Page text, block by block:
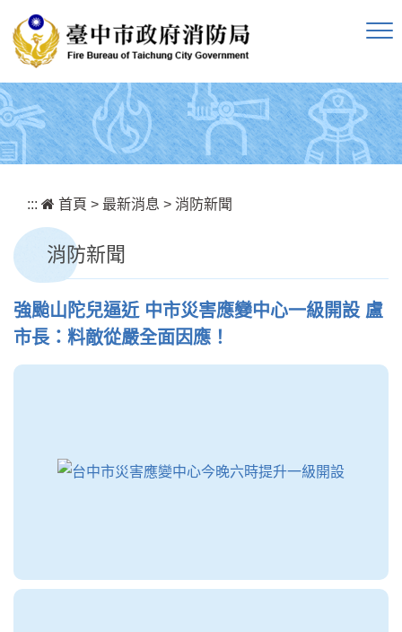
::: 首頁 > 最新消息 > 消防新聞
消防新聞
強颱山陀兒逼近 中市災害應變中心一級開設 盧
市長：料敵從嚴全面因應！